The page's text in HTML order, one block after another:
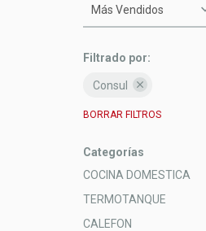
Filtrado por:
Consul
BORRAR FILTROS
Categorías
COCINA DOMESTICA
TERMOTANQUE
CALEFON